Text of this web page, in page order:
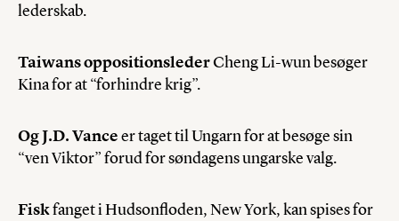
lederskab.
Taiwans oppositionslederCheng Li-wun besøger
Kina for at “forhindre krig”.
Og J.D. Vanceer taget til Ungarn for at besøge sin
“ven Viktor” forud for søndagens ungarske valg.
Fiskfanget i Hudsonfloden, New York, kan spises for